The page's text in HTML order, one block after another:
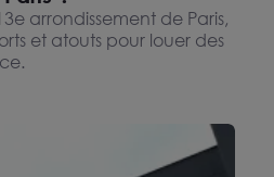
arrondissement de Paris,
et atouts pour louer des